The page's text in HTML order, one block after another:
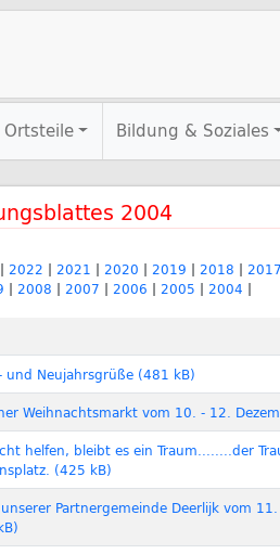
Bildung & Soziales
2004
| 2022 | 2021 | 2020 | 2019 | 2018 | 2017
| 2008 | 2007 | 2006 | 2005 | 2004 |
und Neujahrsgrüße (481 kB)
Weihnachtsmarkt vom 10. - 12.
helfen, bleibt es ein Traum........der
(425 kB)
Partnergemeinde Deerlijk vom